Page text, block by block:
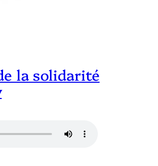
la solidarité